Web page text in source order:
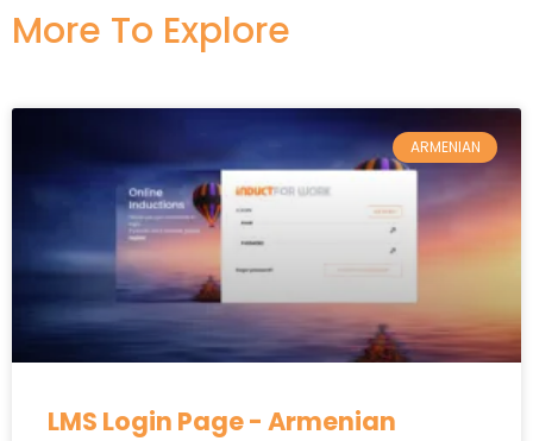
More To Explore​
ARMENIAN
LMS Login Page - Armenian